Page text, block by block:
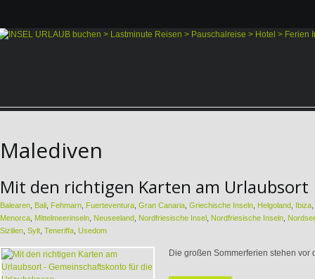
Malediven
Mit den richtigen Karten am Urlaubsort
Balearen Bali Fehmarn Fuerteventura Gran Canaria Griechische Inseln Helgoland Ibiza
Menorca Mittelmeerinseln Neuseeland Nordfriesische Insel Nordfriesische Inseln
Sizilien Sylt Teneriffa Usedom
Die großen Sommerferien stehen